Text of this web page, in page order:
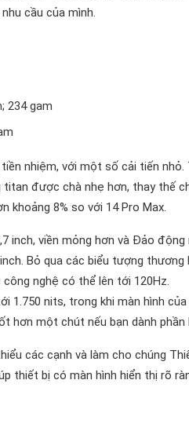
cầu của mình.
234 gam
nhiệm, với một số cải tiến nhỏ.
được chà nhẹ hơn, thay thế
khoảng 8% so với 14 Pro Max.
inch, viền mỏng hơn và Đảo
inch. Bỏ qua các biểu tượng
nghệ có thể lên tới 120Hz.
nits, trong khi màn hình
hơn một chút nếu bạn dành
các cạnh và làm cho chúng
thiết bị có màn hình hiển thị rõ